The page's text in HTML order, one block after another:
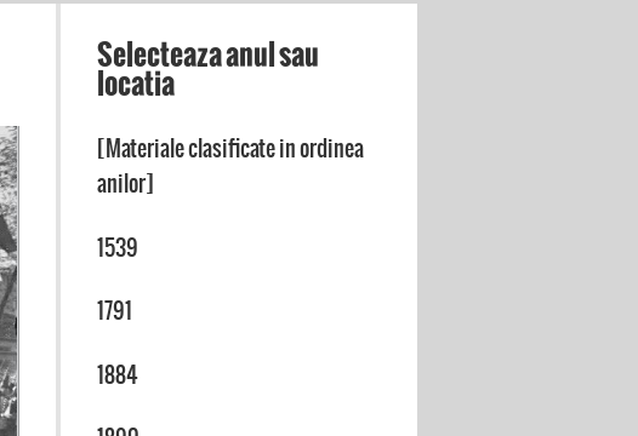
Selecteaza anul sau
locatia
[Materiale clasificate in ordinea
anilor]
1539
1791
1884